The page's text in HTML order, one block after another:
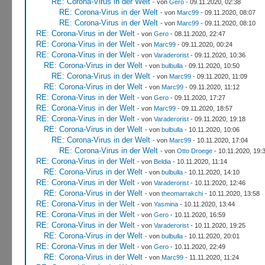
- von Gero- 09.11.2020, 02:38
RE: Corona-Virus in der Welt - von Marc99- 09.11.2020, 08:07
RE: Corona-Virus in der Welt - von Marc99- 09.11.2020, 08:10
RE: Corona-Virus in der Welt - von Gero- 08.11.2020, 22:47
RE: Corona-Virus in der Welt - von Marc99- 09.11.2020, 00:24
RE: Corona-Virus in der Welt - von Varaderorist- 09.11.2020, 10:36
RE: Corona-Virus in der Welt - von bulbulla- 09.11.2020, 10:50
RE: Corona-Virus in der Welt - von Marc99- 09.11.2020, 11:09
RE: Corona-Virus in der Welt - von Marc99- 09.11.2020, 11:12
RE: Corona-Virus in der Welt - von Gero- 09.11.2020, 17:27
RE: Corona-Virus in der Welt - von Marc99- 09.11.2020, 18:57
RE: Corona-Virus in der Welt - von Varaderorist- 09.11.2020, 19:18
RE: Corona-Virus in der Welt - von bulbulla- 10.11.2020, 10:06
RE: Corona-Virus in der Welt - von Marc99- 10.11.2020, 17:04
RE: Corona-Virus in der Welt - von Otto Droege- 10.11.2020,
RE: Corona-Virus in der Welt - von Beldia- 10.11.2020, 11:14
RE: Corona-Virus in der Welt - von bulbulla- 10.11.2020, 14:10
RE: Corona-Virus in der Welt - von Varaderorist- 10.11.2020, 12:46
RE: Corona-Virus in der Welt - von theomarrakchi- 10.11.2020, 13:58
RE: Corona-Virus in der Welt - von Yasmina- 10.11.2020, 13:44
RE: Corona-Virus in der Welt - von Gero- 10.11.2020, 16:59
RE: Corona-Virus in der Welt - von Varaderorist- 10.11.2020, 19:25
RE: Corona-Virus in der Welt - von bulbulla- 10.11.2020, 20:01
RE: Corona-Virus in der Welt - von Gero- 10.11.2020, 22:49
RE: Corona-Virus in der Welt - von Marc99- 11.11.2020, 11:24